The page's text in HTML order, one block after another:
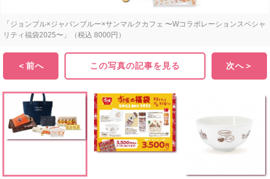
「ジョンブル×ジャパンブルー×サンマルクカフェ 〜Wコラボレーションスペシャ
リティ福袋2025〜」（税込 8000円）
＜前へ この写真の記事を見る 次へ＞